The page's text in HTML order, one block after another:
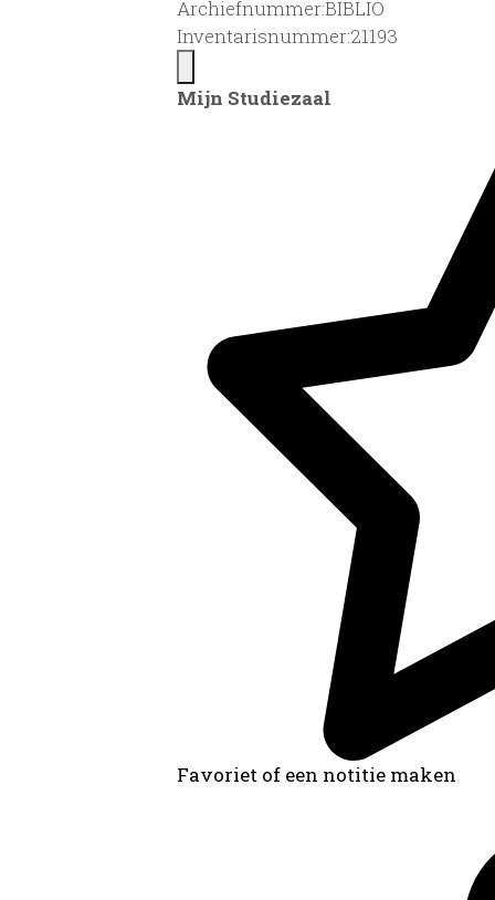
Archiefnummer:BIBLIO
Inventarisnummer:21193
Mijn Studiezaal
Favoriet of een notitie maken